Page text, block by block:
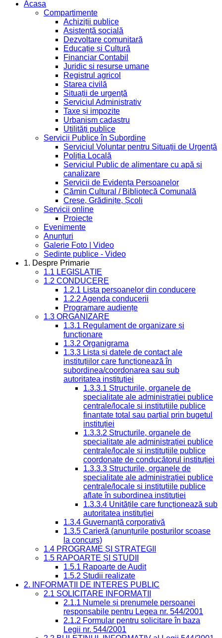
Acasa
Compartimente
Achiziții publice
Asistență socială
Dezvoltare comunitară
Educație și Cultură
Financiar Contabil
Juridic si resurse umane
Registrul agricol
Starea civilă
Situații de urgență
Serviciul Administrativ
Taxe și impozite
Urbanism cadastru
Utilități publice
Servicii Publice în Subordine
Serviciul Voluntar pentru Situații de Urgență
Poliția Locală
Serviciul Public de alimentare cu apă și
canalizare
Servicii de Evidența Persoanelor
Cămin Cultural / Bibliotecă Comunală
Creșe, Grădinițe, Școli
Servicii online
Proiecte
Evenimente
Anunțuri
Galerie Foto | Video
Sedinte publice - Video
1. Despre Primarie
1.1 LEGISLAȚIE
1.2 CONDUCERE
1.2.1 Lista persoanelor din conducere
1.2.2 Agenda conducerii
Programare audiențe
1.3 ORGANIZARE
1.3.1 Regulament de organizare și
funcționare
1.3.2 Organigrama
1.3.3 Lista și datele de contact ale
instituțiilor care funcționează în
subordinea/coordonarea sau sub
autoritatea instituției
1.3.3.1 Structurile, organele de
specialitate ale administrației publice
centrale/locale și instituțiile publice
finanțate total sau parțial prin bugetul
instituției
1.3.3.2 Structurile, organele de
specialitate ale administrației publice
centrale/locale și instituțiile publice
coordonate de conducătorul instituției
1.3.3.3 Structurile, organele de
specialitate ale administrației publice
centrale/locale și instituțiile publice
aflate în subordinea instituției
1.3.3.4 Unitățile care funcționează sub
autoritatea instituției
1.3.4 Guvernanță corporativă
1.3.5 Carieră (anunțurile posturilor scoase
la concurs)
1.4 PROGRAME ȘI STRATEGII
1.5 RAPOARTE ȘI STUDII
1.5.1 Rapoarte de Audit
1.5.2 Studii realizate
2. INFORMAȚII DE INTERES PUBLIC
2.1 SOLICITARE INFORMAȚII
2.1.1 Numele și prenumele persoanei
responsabile pentru Legea nr. 544/2001
2.1.2 Formular pentru solicitare în baza
Legii nr. 544/2001